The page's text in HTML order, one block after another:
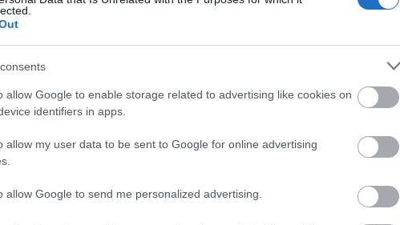
allow Google to enable storage related to advertising like cookies on
identifiers in apps.
allow my user data to be sent to Google for online advertising
allow Google to send me personalized advertising.
ζωής γεμάτες έμπνευση και αποφασιστικότητα
τοprisma, η νέα ενότητα στην πανελλήνια δράση.Ο Πωλ
του Κόσμου»), η Φίλια Μητρομάρα (δημοσιογράφος), ο
και ο Afzal Hozinze, (Πρεσβευτής νεολαίας από το «The
το έναυσμα για έντονο προβληματισμό αλλά και έναν
της Π.Α.Π.Ε οι οποίοι είχαν κατακλείσει την αίθουσα του
των ομιλητών:
με έναν τόνο ευτυχίας.”
Ακόμη κι αν δεν ξεκινάμε όλοι από το ίδιο μηδέν...”
μέσα από το οποίο θα αντιλαμβανόμαστε και θα κατανοούμε